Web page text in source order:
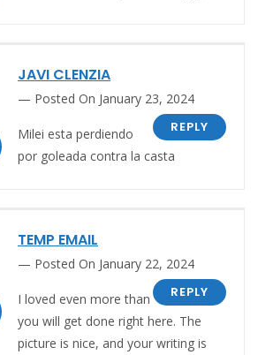
JAVI CLENZIA
Posted On January 23, 2024
REPLY
Milei esta perdiendo
por goleada contra la casta
TEMP EMAIL
Posted On January 22, 2024
REPLY
I loved even more than
you will get done right here. The
picture is nice, and your writing is